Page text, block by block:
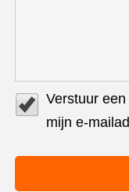
Verstuur
mijn e-